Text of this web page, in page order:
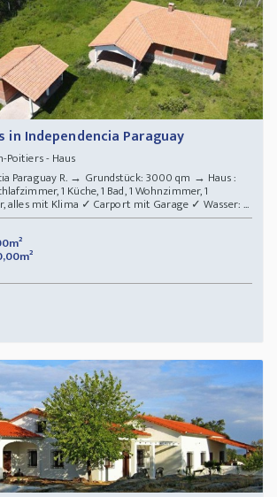
in Independencia Paraguay
Poitiers - Haus
Paraguay R. → Grundstück: 3000 qm → Haus :
1 Küche, 1 Bad, 1 Wohnzimmer, 1
alles mit Klima ✓ Carport mit Garage ✓ Wasser: ...